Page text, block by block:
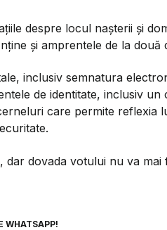
despre locul nașterii și
și amprentele de la două
inclusiv semnatura
de identitate, inclusiv
care permite reflexia
dovada votului nu va mai
WHATSAPP!